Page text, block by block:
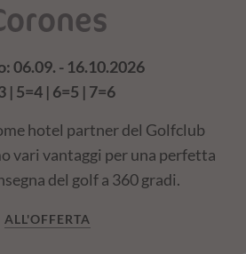
06.09. - 16.10.2026
| 5=4 | 6=5 | 7=6
hotel partner del Golfclub
vari vantaggi per una perfetta
del golf a 360 gradi.
ALL'OFFERTA